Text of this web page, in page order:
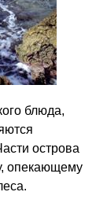
блюда,
острова
опекающему